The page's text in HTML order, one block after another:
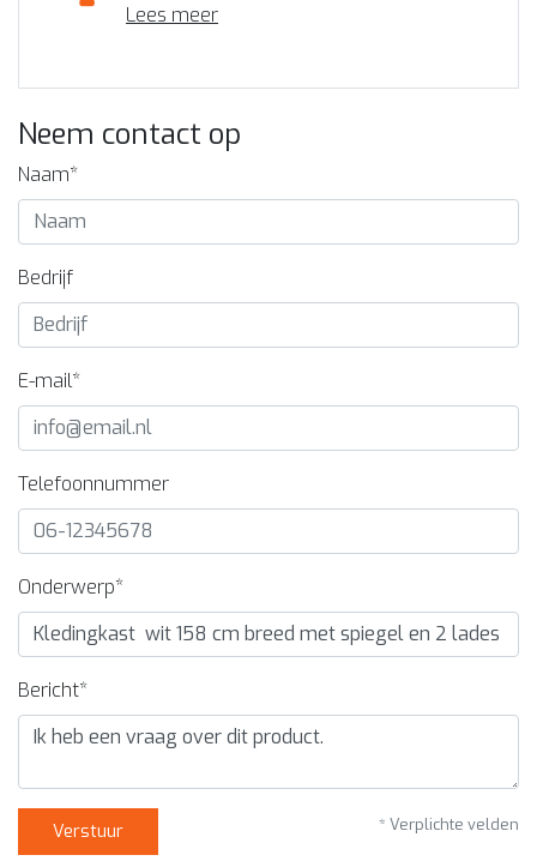
Lees meer
Neem contact op
Naam*
Bedrijf
E-mail*
Telefoonnummer
Onderwerp*
Bericht*
Verstuur * Verplichte velden